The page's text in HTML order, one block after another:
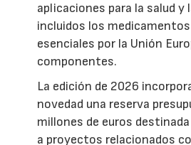
aplicaciones para la salud y
incluidos los
esenciales por la Unión
componentes.
La edición de 2026
novedad una reserva
millones de euros
a proyectos relacionados